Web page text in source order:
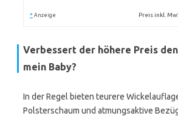
* Anzeige Preis inkl.
Verbessert der höhere Preis
mein Baby?
In der Regel bieten teurere
Polsterschaum und atmungsaktive